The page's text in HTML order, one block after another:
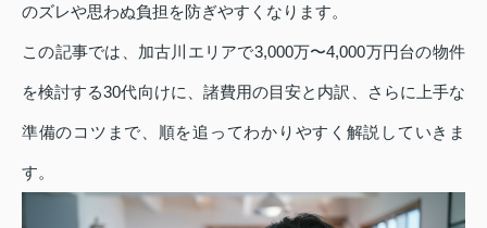
のズレや思わぬ負担を防ぎやすくなります。
この記事では、加古川エリアで3,000万〜4,000万円台の物件
を検討する30代向けに、諸費用の目安と内訳、さらに上手な
準備のコツまで、順を追ってわかりやすく解説していきま
す。